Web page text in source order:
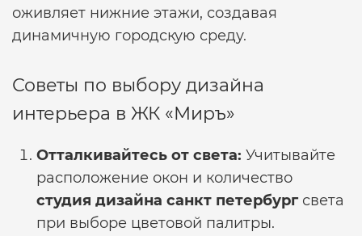
оживляет нижние этажи, создавая
динамичную городскую среду.
Советы по выбору дизайна
интерьера в ЖК «Миръ»
Отталкивайтесь от света: Учитывайте
расположение окон и количество
студия дизайна санкт петербург света
при выборе цветовой палитры.